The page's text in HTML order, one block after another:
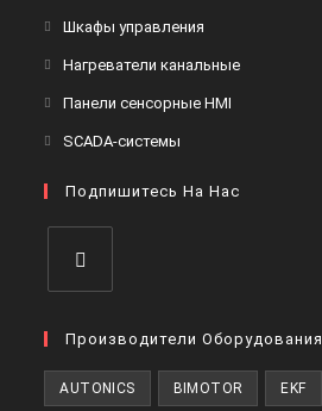
вкладке
вкладке
Шкафы управления
вкладке
Нагреватели канальныеОткроется
Панели сенсорные HMI
вкладке
SCADA-системы
новой
Подпишитесь На Нас
в
вкладке
Производители Оборудования
AUTONICS BIMOTOR EKF